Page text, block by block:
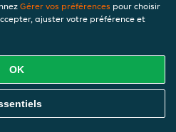
Gérer vos préférences pour choisir
ajuster votre préférence et
OK